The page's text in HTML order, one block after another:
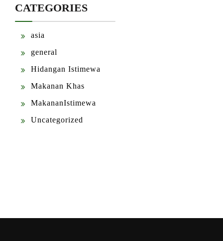
CATEGORIES
asia
general
Hidangan Istimewa
Makanan Khas
MakananIstimewa
Uncategorized